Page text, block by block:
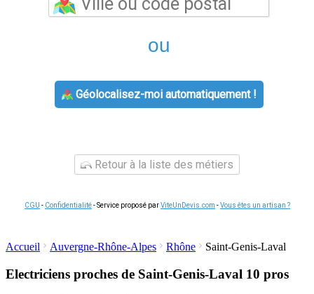
ou
Géolocalisez-moi automatiquement !
Retour à la liste des métiers
CGU - Confidentialité- Service proposé parViteUnDevis.com -Vous êtes un artisan ?
Accueil Auvergne-Rhône-Alpes Rhône Saint-Genis-Laval
Electriciens proches de Saint-Genis-Laval 10 pros